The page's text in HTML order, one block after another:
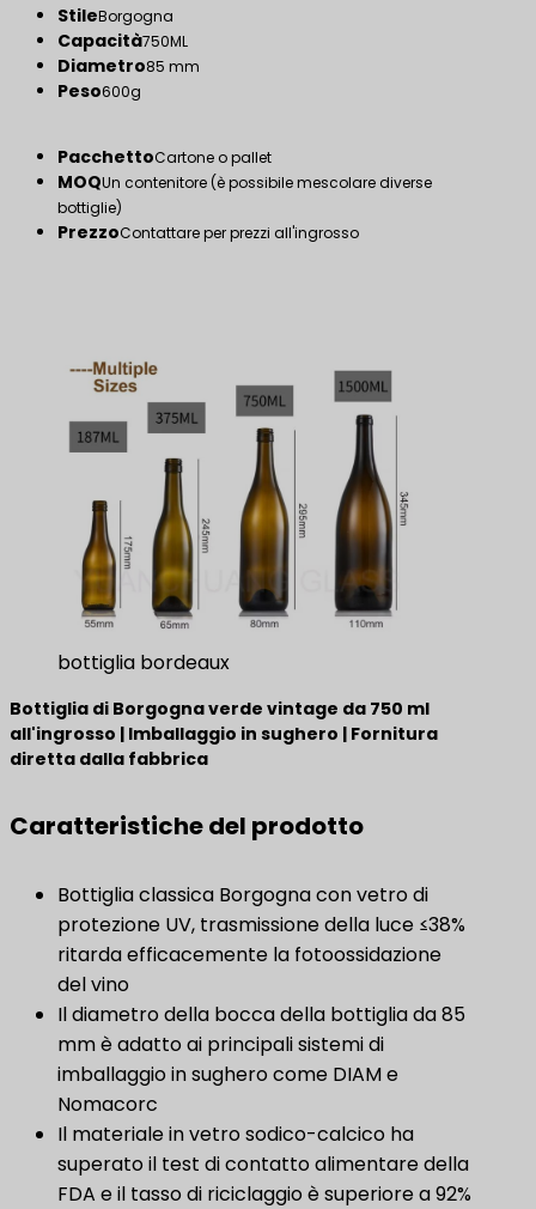
StileBorgogna
Capacità750ML
Diametro85 mm
Peso600g
PacchettoCartone o pallet
MOQUn contenitore (è possibile mescolare diverse
bottiglie)
PrezzoContattare per prezzi all'ingrosso
bottiglia bordeaux
Bottiglia di Borgogna verde vintage da 750 ml
all'ingrosso | Imballaggio in sughero | Fornitura
diretta dalla fabbrica
Caratteristiche del prodotto
Bottiglia classica Borgogna con vetro di
protezione UV, trasmissione della luce ≤38%
ritarda efficacemente la fotoossidazione
del vino
Il diametro della bocca della bottiglia da 85
mm è adatto ai principali sistemi di
imballaggio in sughero come DIAM e
Nomacorc
Il materiale in vetro sodico-calcico ha
superato il test di contatto alimentare della
FDA e il tasso di riciclaggio è superiore a 92%